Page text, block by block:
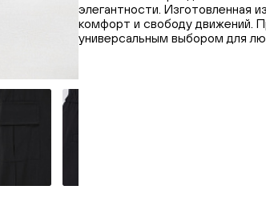
элегантности. Изготовленная
комфорт и свободу движений.
универсальным выбором для